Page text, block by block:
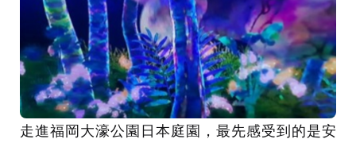
走進福岡大濠公園日本庭園，最先感受到的是安